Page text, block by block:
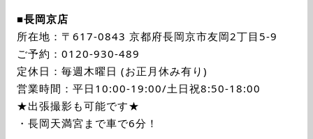
■長岡京店
所在地：〒617-0843 京都府長岡京市友岡2丁目5-9
ご予約：0120-930-489
定休日：毎週木曜日 (お正月休み有り)
営業時間：平日10:00-19:00/土日祝8:50-18:00
★出張撮影も可能です★
・長岡天満宮まで車で6分！